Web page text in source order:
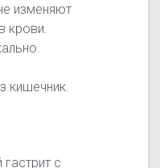
изменяют
крови.
кишечник.
с